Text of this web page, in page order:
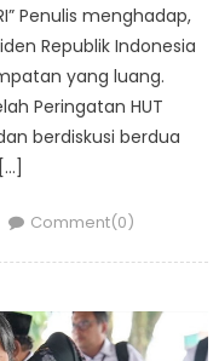
Penulis menghadap,
Republik Indonesia
yang luang.
Peringatan HUT
berdiskusi berdua
Comment(0)